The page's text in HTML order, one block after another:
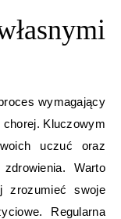
wymagający
Kluczowym
uczuć oraz
Warto
zrozumieć swoje
Regularna